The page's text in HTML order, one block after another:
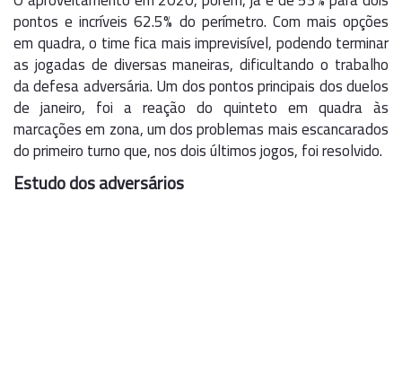
pontos e incríveis 62.5% do perímetro. Com mais opções
em quadra, o time fica mais imprevisível, podendo terminar
as jogadas de diversas maneiras, dificultando o trabalho
da defesa adversária. Um dos pontos principais dos duelos
de janeiro, foi a reação do quinteto em quadra às
marcações em zona, um dos problemas mais escancarados
do primeiro turno que, nos dois últimos jogos, foi resolvido.
Estudo dos adversários